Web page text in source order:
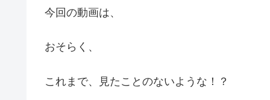
今回の動画は、
おそらく、
これまで、見たことのないような！？